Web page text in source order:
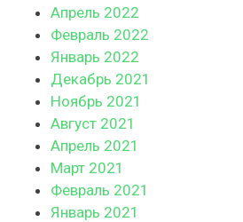
Апрель 2022
Февраль 2022
Январь 2022
Декабрь 2021
Ноябрь 2021
Август 2021
Апрель 2021
Март 2021
Февраль 2021
Январь 2021